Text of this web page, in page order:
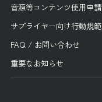
音源等コンテンツ使用申請
サプライヤー向け行動規範
FAQ / お問い合わせ
重要なお知らせ